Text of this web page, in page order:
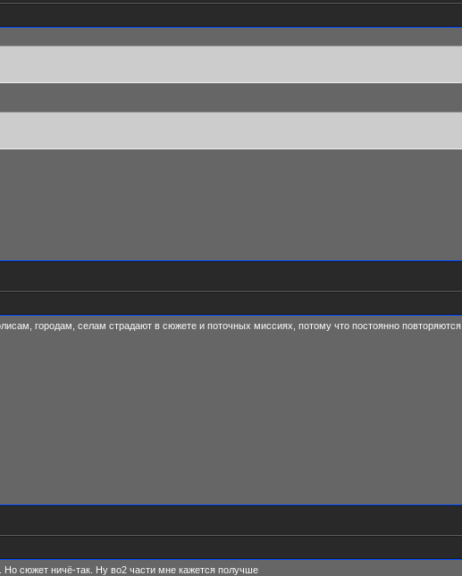
городам, селам страдают в сюжете и поточных миссиях, потому что постоянно повторяются.
сюжет ничё-так. Ну во2 части мне кажется получше